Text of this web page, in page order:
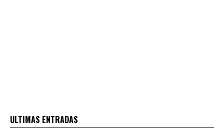
ULTIMAS ENTRADAS